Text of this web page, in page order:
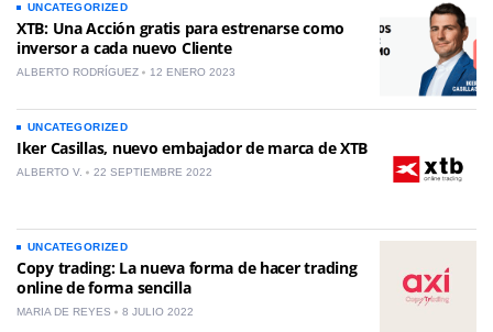
UNCATEGORIZED
XTB: Una Acción gratis para estrenarse como
inversor a cada nuevo Cliente
ALBERTO RODRÍGUEZ 12 ENERO 2023
UNCATEGORIZED
Iker Casillas, nuevo embajador de marca de XTB
ALBERTO V. 22 SEPTIEMBRE 2022
UNCATEGORIZED
Copy trading: La nueva forma de hacer trading
online de forma sencilla
MARIA DE REYES 8 JULIO 2022